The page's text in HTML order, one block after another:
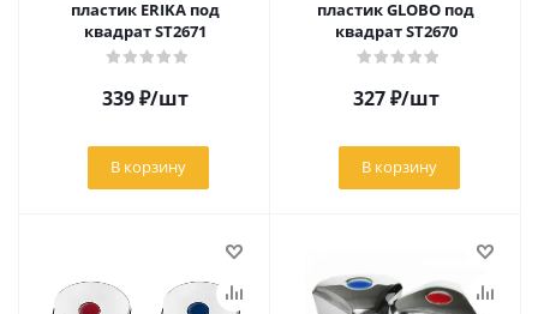
пластик ERIKA под
квадрат ST2671
339₽/шт
В корзину
пластик GLOBO под
квадрат ST2670
327₽/шт
В корзину